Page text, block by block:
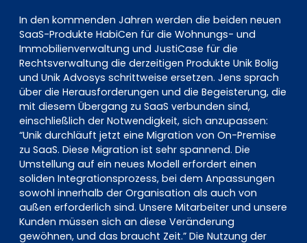
In den kommenden Jahren werden die beiden neuen
SaaS-Produkte HabiCen für die Wohnungs- und
Immobilienverwaltung und JustiCase für die
Rechtsverwaltung die derzeitigen Produkte Unik Bolig
und Unik Advosys schrittweise ersetzen. Jens sprach
über die Herausforderungen und die Begeisterung, die
mit diesem Übergang zu SaaS verbunden sind,
einschließlich der Notwendigkeit, sich anzupassen:
“Unik durchläuft jetzt eine Migration von On-Premise
zu SaaS. Diese Migration ist sehr spannend. Die
Umstellung auf ein neues Modell erfordert einen
soliden Integrationsprozess, bei dem Anpassungen
sowohl innerhalb der Organisation als auch von
außen erforderlich sind. Unsere Mitarbeiter und unsere
Kunden müssen sich an diese Veränderung
gewöhnen, und das braucht Zeit.” Die Nutzung der